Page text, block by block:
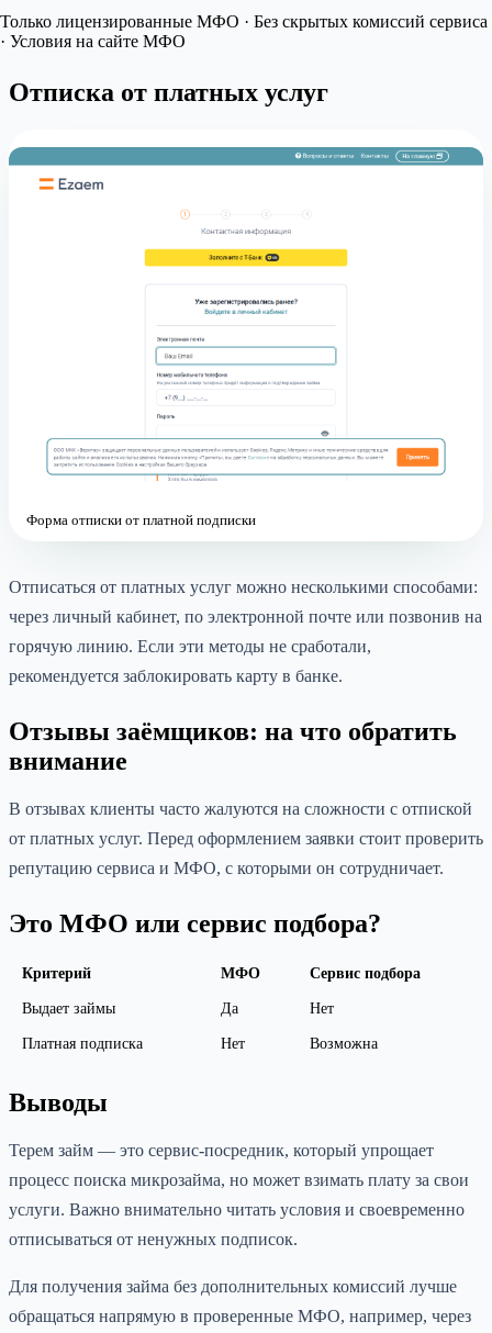
Только лицензированные МФО · Без скрытых комиссий сервиса
· Условия на сайте МФО
Отписка от платных услуг
Форма отписки от платной подписки
Отписаться от платных услуг можно несколькими способами:
через личный кабинет, по электронной почте или позвонив на
горячую линию. Если эти методы не сработали,
рекомендуется заблокировать карту в банке.
Отзывы заёмщиков: на что обратить
внимание
В отзывах клиенты часто жалуются на сложности с отпиской
от платных услуг. Перед оформлением заявки стоит проверить
репутацию сервиса и МФО, с которыми он сотрудничает.
Это МФО или сервис подбора?
Критерий МФО Сервис подбора
Выдает займы Да Нет
Платная подписка Нет Возможна
Выводы
Терем займ — это сервис-посредник, который упрощает
процесс поиска микрозайма, но может взимать плату за свои
услуги. Важно внимательно читать условия и своевременно
отписываться от ненужных подписок.
Для получения займа без дополнительных комиссий лучше
обращаться напрямую в проверенные МФО, например, через